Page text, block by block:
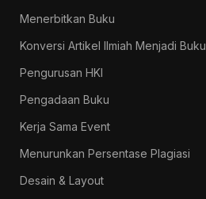
Menerbitkan Buku
Konversi Artikel Ilmiah Menjadi Buku
Pengurusan HKI
Pengadaan Buku
Kerja Sama Event
Menurunkan Persentase Plagiasi
Desain & Layout